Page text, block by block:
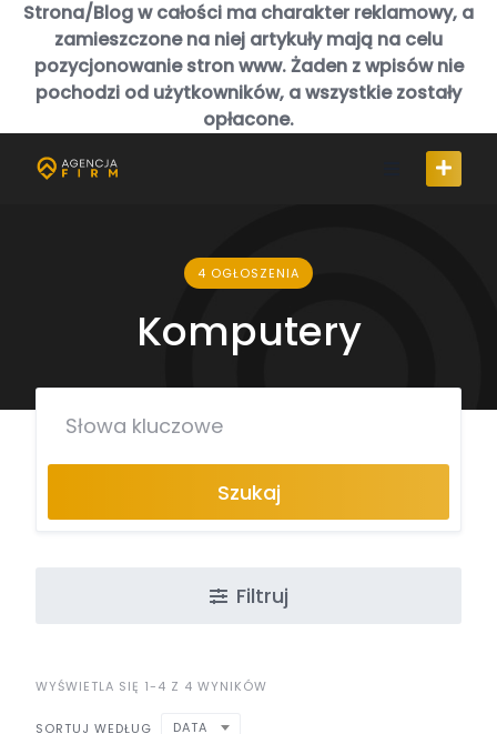
Strona/Blog w całości ma charakter reklamowy, a
zamieszczone na niej artykuły mają na celu
pozycjonowanie stron www. Żaden z wpisów nie
pochodzi od użytkowników, a wszystkie zostały
opłacone.
Skip
content
4 OGŁOSZENIA
Komputery
Szukaj
Filtruj
WYŚWIETLA SIĘ 1-4 Z 4 WYNIKÓW
SORTUJ WEDŁUG DATA